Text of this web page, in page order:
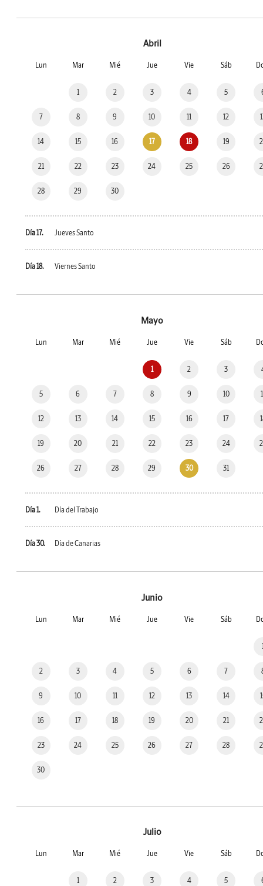
Abril
Lun Mar Mié Jue Vie Sáb
1 2 3 4 5
7 8 9 10 11 12
14 15 16 17 18 19
21 22 23 24 25 26
28 29 30
Día 17. Jueves Santo
Día 18. Viernes Santo
Mayo
Lun Mar Mié Jue Vie Sáb
1 2 3
5 6 7 8 9 10
12 13 14 15 16 17
19 20 21 22 23 24
26 27 28 29 30 31
Día 1. Día del Trabajo
Día 30. Día de Canarias
Junio
Lun Mar Mié Jue Vie Sáb
2 3 4 5 6 7
9 10 11 12 13 14
16 17 18 19 20 21
23 24 25 26 27 28
30
Julio
Lun Mar Mié Jue Vie Sáb
1 2 3 4 5